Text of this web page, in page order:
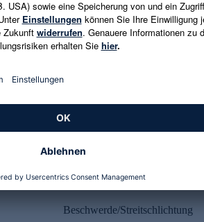
Es gelten die Datenschutzrichtlinien
Rechtliches
Beschwerde/Streitschlichtung